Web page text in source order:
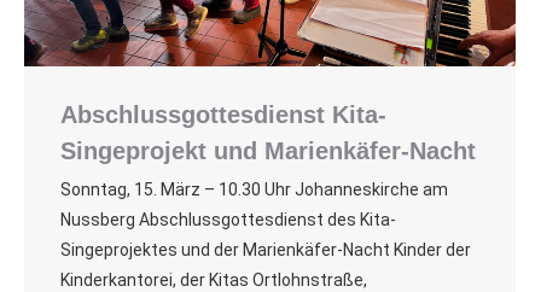
Abschlussgottesdienst Kita-
Singeprojekt und Marienkäfer-Nacht
Sonntag, 15. März – 10.30 Uhr Johanneskirche am
Nussberg Abschlussgottesdienst des Kita-
Singeprojektes und der Marienkäfer-Nacht Kinder der
Kinderkantorei, der Kitas Ortlohnstraße,